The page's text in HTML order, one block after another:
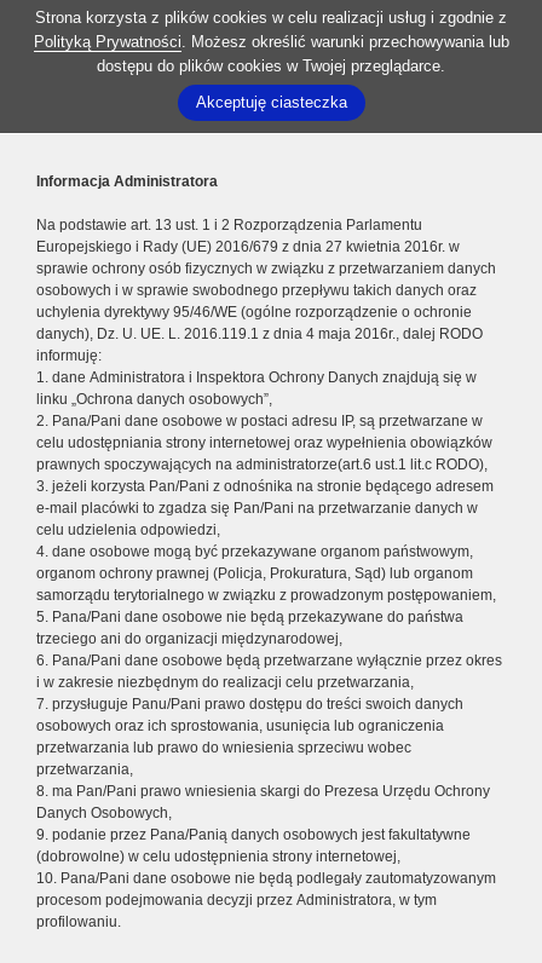
Strona korzysta z plików cookies w celu realizacji usług i zgodnie z
Polityką Prywatności. Możesz określić warunki przechowywania lub
dostępu do plików cookies w Twojej przeglądarce.
Akceptuję ciasteczka
Informacja Administratora
Na podstawie art. 13 ust. 1 i 2 Rozporządzenia Parlamentu
Europejskiego i Rady (UE) 2016/679 z dnia 27 kwietnia 2016r. w
sprawie ochrony osób fizycznych w związku z przetwarzaniem danych
osobowych i w sprawie swobodnego przepływu takich danych oraz
uchylenia dyrektywy 95/46/WE (ogólne rozporządzenie o ochronie
danych), Dz. U. UE. L. 2016.119.1 z dnia 4 maja 2016r., dalej RODO
informuję:
1. dane Administratora i Inspektora Ochrony Danych znajdują się w
linku „Ochrona danych osobowych”,
2. Pana/Pani dane osobowe w postaci adresu IP, są przetwarzane w
celu udostępniania strony internetowej oraz wypełnienia obowiązków
prawnych spoczywających na administratorze(art.6 ust.1 lit.c RODO),
3. jeżeli korzysta Pan/Pani z odnośnika na stronie będącego adresem
e-mail placówki to zgadza się Pan/Pani na przetwarzanie danych w
celu udzielenia odpowiedzi,
4. dane osobowe mogą być przekazywane organom państwowym,
organom ochrony prawnej (Policja, Prokuratura, Sąd) lub organom
samorządu terytorialnego w związku z prowadzonym postępowaniem,
5. Pana/Pani dane osobowe nie będą przekazywane do państwa
trzeciego ani do organizacji międzynarodowej,
6. Pana/Pani dane osobowe będą przetwarzane wyłącznie przez okres
i w zakresie niezbędnym do realizacji celu przetwarzania,
7. przysługuje Panu/Pani prawo dostępu do treści swoich danych
osobowych oraz ich sprostowania, usunięcia lub ograniczenia
przetwarzania lub prawo do wniesienia sprzeciwu wobec
przetwarzania,
8. ma Pan/Pani prawo wniesienia skargi do Prezesa Urzędu Ochrony
Danych Osobowych,
9. podanie przez Pana/Panią danych osobowych jest fakultatywne
(dobrowolne) w celu udostępnienia strony internetowej,
10. Pana/Pani dane osobowe nie będą podlegały zautomatyzowanym
procesom podejmowania decyzji przez Administratora, w tym
profilowaniu.